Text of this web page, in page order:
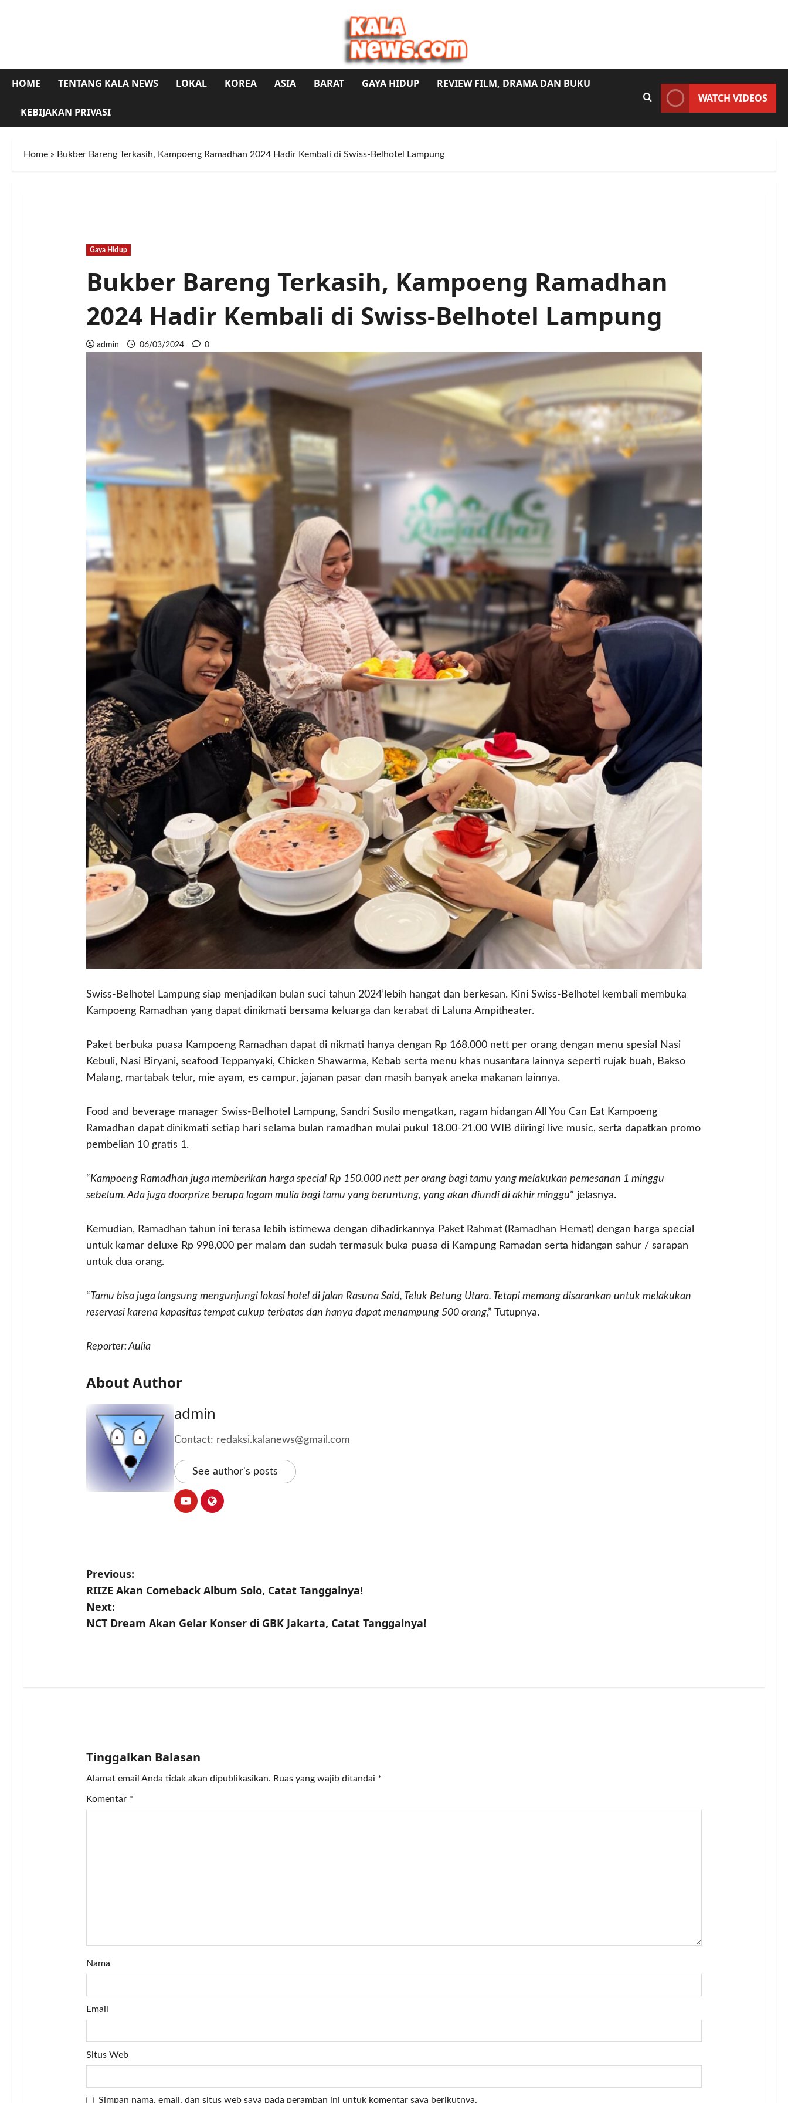
HOME TENTANG KALA NEWS LOKAL KOREA ASIA BARAT GAYA HIDUP REVIEW FILM, DRAMA DAN BUKU
KEBIJAKAN PRIVASI
WATCH VIDEOS
Home » Bukber Bareng Terkasih, Kampoeng Ramadhan 2024 Hadir Kembali di Swiss-Belhotel Lampung
Gaya Hidup
Bukber Bareng Terkasih, Kampoeng Ramadhan
2024 Hadir Kembali di Swiss-Belhotel Lampung
admin 06/03/2024 0
Swiss-Belhotel Lampung siap menjadikan bulan suci tahun 2024’lebih hangat dan berkesan. Kini Swiss-Belhotel kembali membuka
Kampoeng Ramadhan yang dapat dinikmati bersama keluarga dan kerabat di Laluna Ampitheater.
Paket berbuka puasa Kampoeng Ramadhan dapat di nikmati hanya dengan Rp 168.000 nett per orang dengan menu spesial Nasi
Kebuli, Nasi Biryani, seafood Teppanyaki, Chicken Shawarma, Kebab serta menu khas nusantara lainnya seperti rujak buah, Bakso
Malang, martabak telur, mie ayam, es campur, jajanan pasar dan masih banyak aneka makanan lainnya.
Food and beverage manager Swiss-Belhotel Lampung, Sandri Susilo mengatkan, ragam hidangan All You Can Eat Kampoeng
Ramadhan dapat dinikmati setiap hari selama bulan ramadhan mulai pukul 18.00-21.00 WIB diiringi live music, serta dapatkan promo
pembelian 10 gratis 1.
“Kampoeng Ramadhan juga memberikan harga special Rp 150.000 nett per orang bagi tamu yang melakukan pemesanan 1 minggu
sebelum. Ada juga doorprize berupa logam mulia bagi tamu yang beruntung, yang akan diundi di akhir minggu” jelasnya.
Kemudian, Ramadhan tahun ini terasa lebih istimewa dengan dihadirkannya Paket Rahmat (Ramadhan Hemat) dengan harga special
untuk kamar deluxe Rp 998,000 per malam dan sudah termasuk buka puasa di Kampung Ramadan serta hidangan sahur / sarapan
untuk dua orang.
“Tamu bisa juga langsung mengunjungi lokasi hotel di jalan Rasuna Said, Teluk Betung Utara. Tetapi memang disarankan untuk melakukan
reservasi karena kapasitas tempat cukup terbatas dan hanya dapat menampung 500 orang,” Tutupnya.
Reporter: Aulia
About Author
admin
Contact: redaksi.kalanews@gmail.com
See author's posts
P
o
s
i
g
a
Previous:
RIIZE Akan Comeback Album Solo, Catat Tanggalnya!
Next:
NCT Dream Akan Gelar Konser di GBK Jakarta, Catat Tanggalnya!
Tinggalkan Balasan
Alamat email Anda tidak akan dipublikasikan. Ruas yang wajib ditandai *
Komentar *
Nama
Email
Situs Web
Simpan nama, email, dan situs web saya pada peramban ini untuk komentar saya berikutnya.